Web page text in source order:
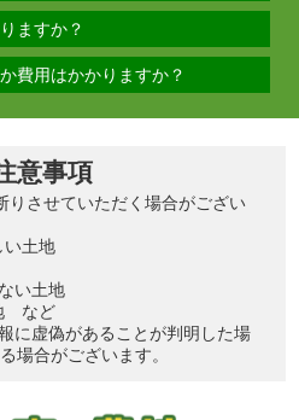
地」「雑種地」「原野」などが
が不可能な土地など、売却ができ
社の審査結果によりお取引をお
でご了承下さい。
ますか？
ど土地の境界がわかるものをご
ムーズに進みます。
費用はかかりますか？
意事項
させていただく場合がござい
土地
い土地
など
に虚偽があることが判明した場
場合がございます。